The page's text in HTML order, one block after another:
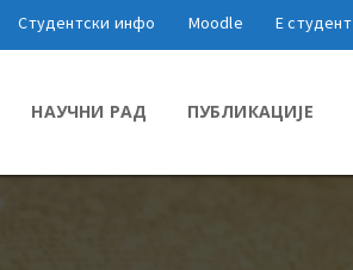
Студентски инфо Moodle Е студент
НАУЧНИ РАД ПУБЛИКАЦИЈЕ